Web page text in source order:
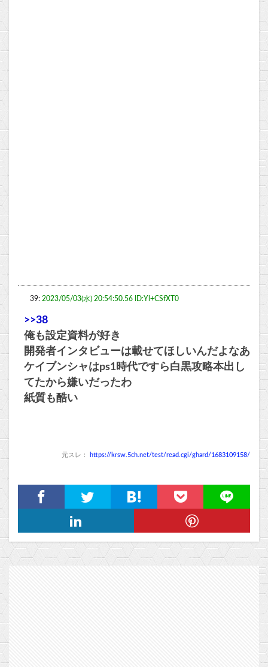
39: 2023/05/03(水) 20:54:50.56 ID:Yl+CSfXT0
>>38
俺も設定資料が好き
開発者インタビューは載せてほしいんだよなあ
ケイブンシャはps1時代ですら白黒攻略本出し
てたから嫌いだったわ
紙質も酷い
元スレ： https://krsw.5ch.net/test/read.cgi/ghard/1683109158/